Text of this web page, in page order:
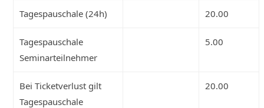
Tagespauschale (24h) 20.00
Tagespauschale
Seminarteilnehmer
5.00
Bei Ticketverlust gilt
Tagespauschale
20.00